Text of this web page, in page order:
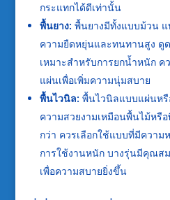
กระแทกได้ดีเท่านั้น
พื้นยาง: พื้นยางมีทั้งแบบม้วน
ความยืดหยุ่นและทนทานสูง ดู
เหมาะสำหรับการยกน้ำหนัก ค
แผ่นเพื่อเพิ่มความนุ่มสบาย
พื้นไวนิล: พื้นไวนิลแบบแผ่นหรื
ความสวยงามเหมือนพื้นไม้ห
กว่า ควรเลือกใช้แบบที่มีควา
การใช้งานหนัก บางรุ่นมีคุณส
เพื่อความสบายยิ่งขึ้น